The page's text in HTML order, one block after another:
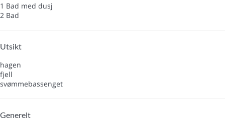
1 Bad med dusj
2 Bad
Utsikt
hagen
fjell
svømmebassenget
Generelt